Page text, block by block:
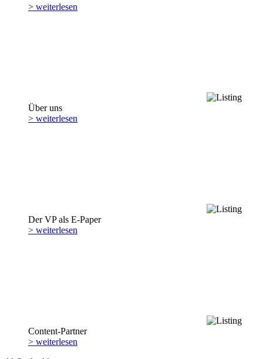
> weiterlesen
Über uns
> weiterlesen
Der VP als E-Paper
> weiterlesen
Content-Partner
> weiterlesen